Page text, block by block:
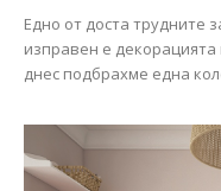
Едно от доста трудните
изправен е декорацията
днес подбрахме една